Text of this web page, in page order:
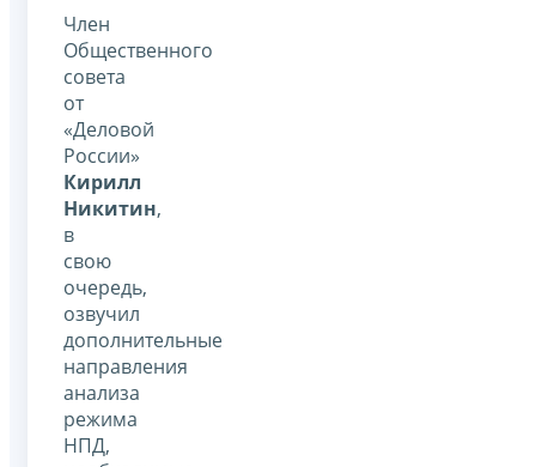
Член
Общественного
совета
от
«Деловой
России»
Кирилл
Никитин,
в
свою
очередь,
озвучил
дополнительные
направления
анализа
режима
НПД,